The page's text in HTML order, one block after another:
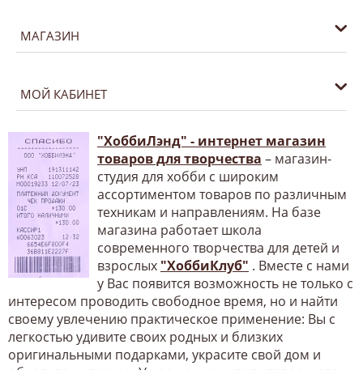
МАГАЗИН
МОЙ КАБИНЕТ
"ХоббиЛэнд" - интернет магазин
товаров для творчества – магазин-
студия для хобби с широким
ассортиментом товаров по различным
техникам и направлениям. На базе
магазина работает школа
современного творчества для детей и
взрослых "ХоббиКлуб" . Вместе с нами
у Вас появится возможность не только с
интересом проводить свободное время, но и найти
своему увлечению практическое применение: Вы с
легкостью удивите своих родных и близких
оригинальными подарками, украсите свой дом и